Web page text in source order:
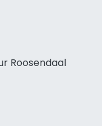
Roosendaal